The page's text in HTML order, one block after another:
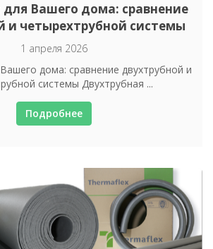
для Вашего дома: сравнение
и четырехтрубной системы
1 апреля 2026
дома: сравнение двухтрубной и
системы Двухтрубная ...
Подробнее